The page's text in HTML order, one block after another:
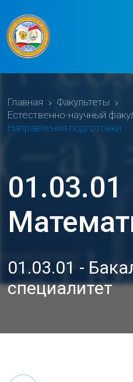
Главная
Факультеты
Естественно-научный
Направления подготовки
01.03.01
01.03.01 -
специалитет